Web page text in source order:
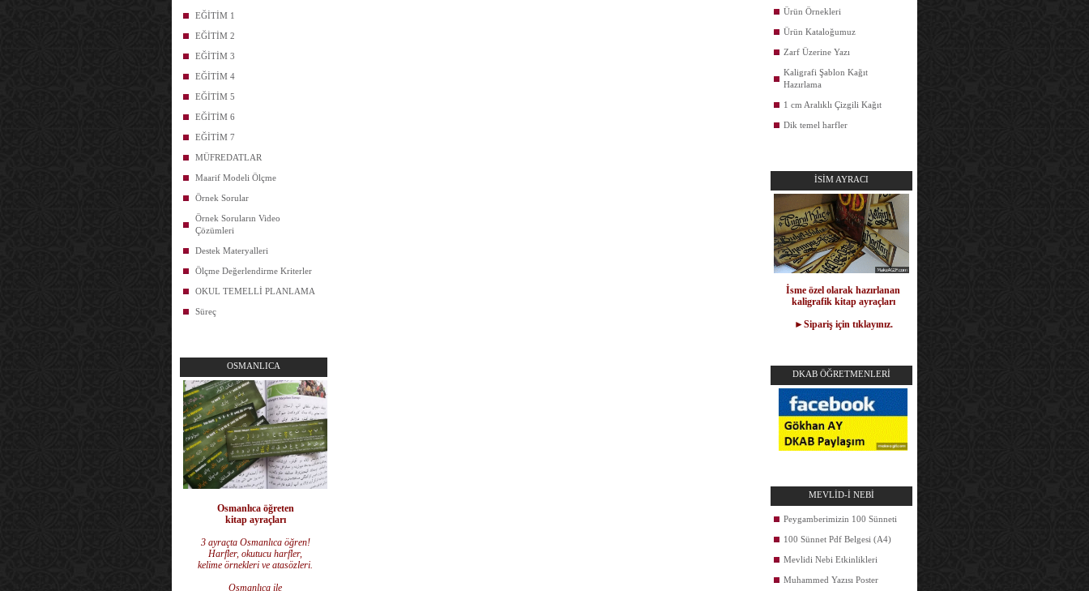
EĞİTİM 1
EĞİTİM 2
EĞİTİM 3
EĞİTİM 4
EĞİTİM 5
EĞİTİM 6
EĞİTİM 7
MÜFREDATLAR
Maarif Modeli Ölçme
Örnek Sorular
Örnek Soruların Video
Çözümleri
Destek Materyalleri
Ölçme Değerlendirme Kriterler
OKUL TEMELLİ PLANLAMA
Süreç
OSMANLICA
Osmanlıca öğreten
kitap ayraçları
3 ayraçta Osmanlıca öğren!
Harfler, okutucu harfler,
kelime örnekleri ve atasözleri.
Osmanlıca ile
Ürün Örnekleri
Ürün Kataloğumuz
Zarf Üzerine Yazı
Kaligrafi Şablon Kağıt
Hazırlama
1 cm Aralıklı Çizgili Kağıt
Dik temel harfler
İSİM AYRACI
İsme özel olarak hazırlanan
kaligrafik kitap ayraçları
►Sipariş için tıklayınız.
DKAB ÖĞRETMENLERİ
MEVLİD-İ NEBİ
Peygamberimizin 100 Sünneti
100 Sünnet Pdf Belgesi (A4)
Mevlidi Nebi Etkinlikleri
Muhammed Yazısı Poster